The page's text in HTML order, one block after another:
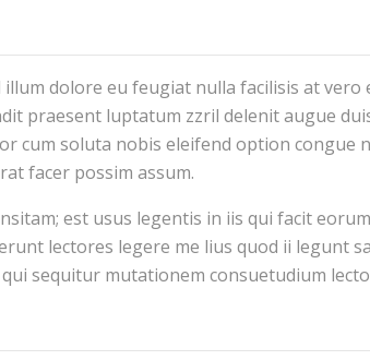
illum dolore eu feugiat nulla facilisis at vero
praesent luptatum zzril delenit augue
cum soluta nobis eleifend option congue
facer possim assum.
est usus legentis in iis qui facit
lectores legere me lius quod ii legunt
sequitur mutationem consuetudium